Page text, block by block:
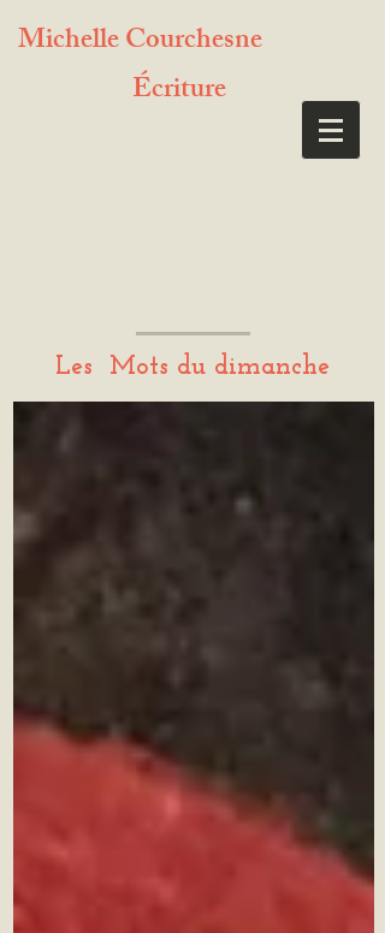
Michelle Courchesne
Écriture
Les Mots du dimanche